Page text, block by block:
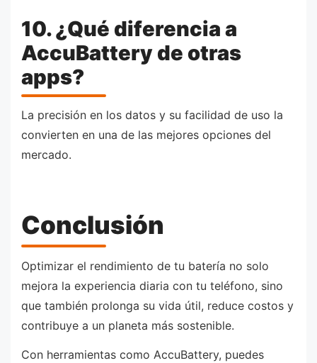
10. ¿Qué diferencia a
AccuBattery de otras
apps?
La precisión en los datos y su facilidad de uso la
convierten en una de las mejores opciones del
mercado.
Conclusión
Optimizar el rendimiento de tu batería no solo
mejora la experiencia diaria con tu teléfono, sino
que también prolonga su vida útil, reduce costos y
contribuye a un planeta más sostenible.
Con herramientas como AccuBattery, puedes